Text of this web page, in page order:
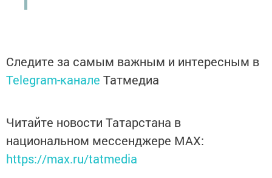
Следите за самым важным и интересным в
Telegram-канале Татмедиа
Читайте новости Татарстана в
национальном мессенджере MАХ:
https://max.ru/tatmedia